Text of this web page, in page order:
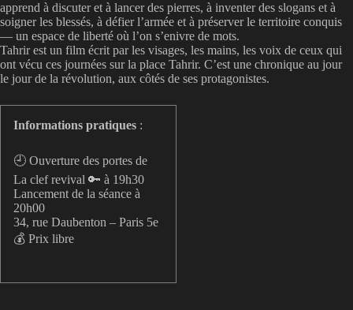
apprend à discuter et à lancer des pierres, à inventer des slogans et à
soigner les blessés, à défier l’armée et à préserver le territoire conquis
— un espace de liberté où l’on s’enivre de mots.
Tahrir est un film écrit par les visages, les mains, les voix de ceux qui
ont vécu ces journées sur la place Tahrir. C’est une chronique au jour
le jour de la révolution, aux côtés de ses protagonistes.
Informations pratiques :
🕘 Ouverture des portes de
La clef revival 🔑 à 19h30
Lancement de la séance à
20h00
34, rue Daubenton – Paris 5e
💰 Prix libre